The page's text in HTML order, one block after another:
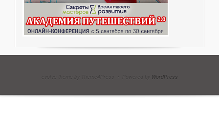
evolve theme by Theme4Press • Powered by WordPress